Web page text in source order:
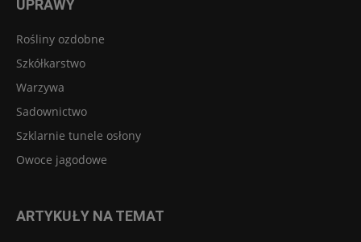
UPRAWY
Rośliny ozdobne
Szkółkarstwo
Warzywa
Sadownictwo
Szklarnie tunele osłony
Owoce jagodowe
ARTYKUŁY NA TEMAT